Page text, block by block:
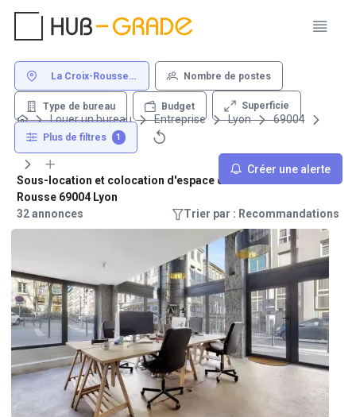
La Croix-Rousse
Nombre de postes
Type de bureau Budget Superficie
Plus de filtres 1
Créer une alerte
Louer un bureau Entreprise Lyon
69004
La Croix-Rousse
Sous-location et colocation d'espace de travail - La Croix-
Rousse 69004 Lyon
32 annonces
Trier par : Recommandations